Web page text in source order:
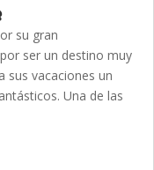
su gran
ser un destino muy
sus vacaciones un
Una de las